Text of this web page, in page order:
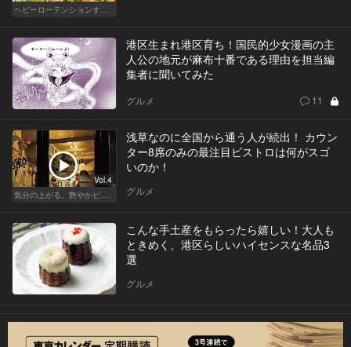
ヘビーローテンションするカレー
港区生まれ港区育ち！国民的少女漫画の主
人公の地元が麻布十番である理由を担当編
集者に聞いてみた
グルメ 11
Vol.4
気分の上がる、艶やかビストロ
浅草なのに全国から通う人が続出！ カウン
ター8席のみの最注目ビストロは何がスゴ
いのか！
グルメ
こんな手土産をもらったら嬉しい！大人も
ときめく、港区らしいハイセンスな名品3
選
グルメ